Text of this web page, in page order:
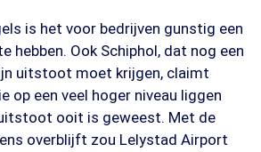
is het voor bedrijven gunstig een
hebben. Ook Schiphol, dat nog een
uitstoot moet krijgen, claimt
op een veel hoger niveau liggen
ooit is geweest. Met de
overblijft zou Lelystad Airport